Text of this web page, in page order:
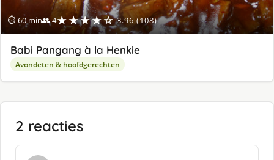
⏱ 60 min👥 4★★★★☆ 3.96 (108)
Babi Pangang à la Henkie
Avondeten & hoofdgerechten
2 reacties